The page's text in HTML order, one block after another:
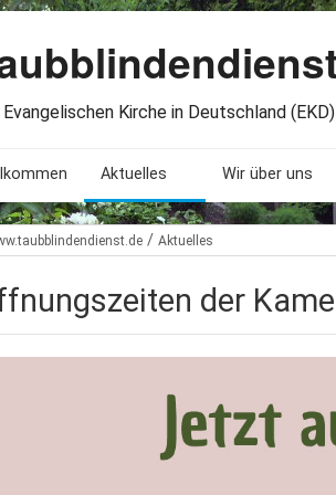
Kirche in Deutschland (EKD)
Aktuelles
Seminare. Termine
Stellenangebote
Beteiligung
Wir über uns
Leitlinien
Geschichte
Lageplan
/ Aktuelles
der